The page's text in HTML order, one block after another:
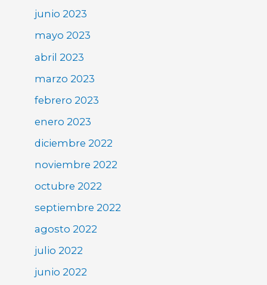
junio 2023
mayo 2023
abril 2023
marzo 2023
febrero 2023
enero 2023
diciembre 2022
noviembre 2022
octubre 2022
septiembre 2022
agosto 2022
julio 2022
junio 2022